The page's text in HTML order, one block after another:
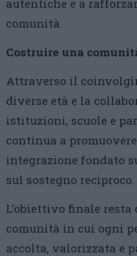
autentiche e a
comunità.
Costruire una
Attraverso il
diverse età e la
istituzioni, scuole e
continua a
integrazione fondato
sul sostegno reciproco.
L’obiettivo finale
comunità in cui ogni
accolta, valorizzata e